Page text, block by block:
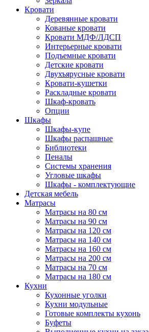
Кровати
Деревянные кровати
Кованые кровати
Кровати МДФ/ЛДСП
Интерьерные кровати
Подъемные кровати
Детские кровати
Двухъярусные кровати
Кровати-кушетки
Раскладные кровати
Шкаф-кровать
Опции
Шкафы
Шкафы-купе
Шкафы распашные
Библиотеки
Пеналы
Системы хранения
Угловые шкафы
Шкафы - комплектующие
Детская мебель
Матрасы
Матрасы на 80 см
Матрасы на 90 см
Матрасы на 120 см
Матрасы на 140 см
Матрасы на 160 см
Матрасы на 200 см
Матрасы на 70 см
Матрасы на 180 см
Кухни
Кухонные уголки
Кухни модульные
Готовые комплекты кухонь
Буфеты